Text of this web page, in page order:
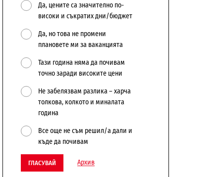
Да, цените са значително по-
високи и съкратих дни/бюджет
Да, но това не промени
плановете ми за ваканцията
Тази година няма да почивам
точно заради високите цени
Не забелязвам разлика – харча
толкова, колкото и миналата
година
Все още не съм решил/а дали и
къде да почивам
ГЛАСУВАЙ Архив